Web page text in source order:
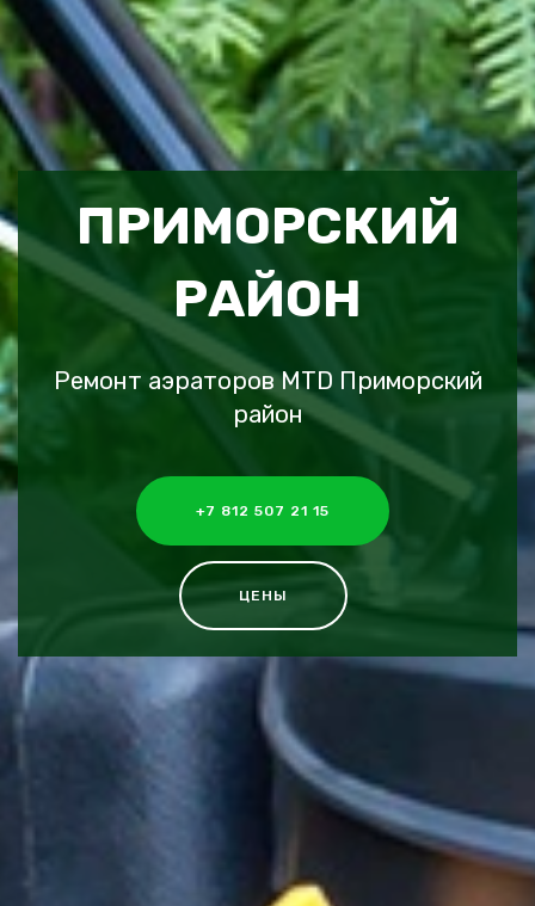
ПРИМОРСКИЙ
РАЙОН
Ремонт аэраторов MTD Приморский
район
+7 812 507 21 15
ЦЕНЫ